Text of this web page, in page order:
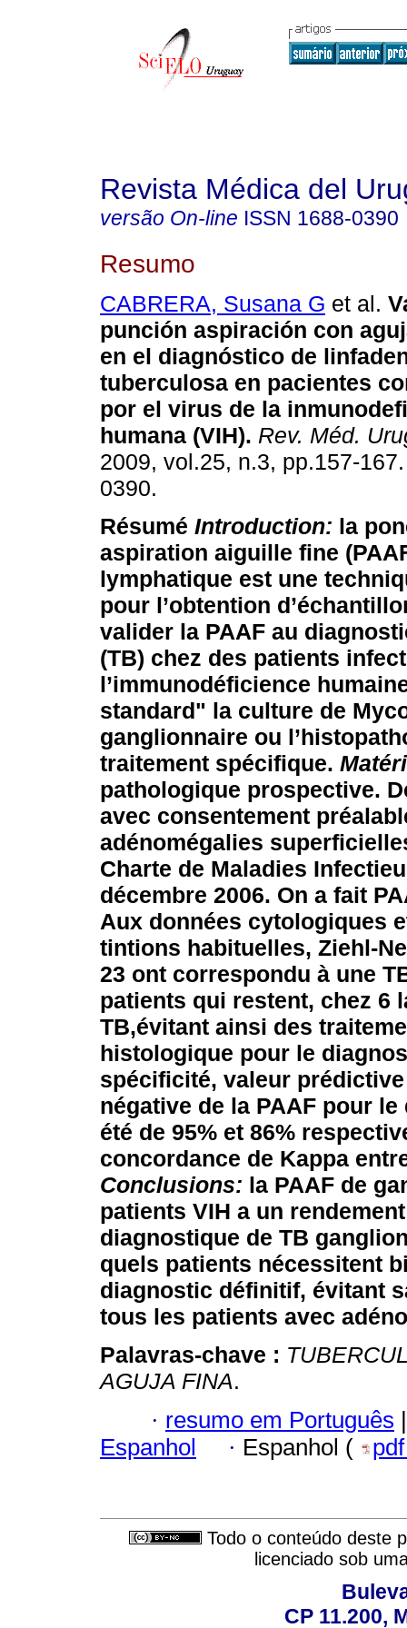
Revista Médica del
versão On-line ISSN 1688-0390
Resumo
CABRERA, Susana G et al.
punción aspiración con
en el diagnóstico de
tuberculosa en pacientes
por el virus de la
humana (VIH). Rev. Méd.
2009, vol.25, n.3, pp.157-
0390.
Résumé Introduction: la
aspiration aiguille fine
lymphatique est une
pour l’obtention
valider la PAAF au
(TB) chez des patients
l’immunodéficience
standard" la culture de
ganglionnaire ou
traitement spécifique.
pathologique prospective.
avec consentement
adénomégalies
Charte de Maladies
décembre 2006. On a fait
Aux données cytologiques
tintions habituelles, Ziehl-
23 ont correspondu à une
patients qui restent, chez 6
TB,évitant ainsi des
histologique pour le
spécificité, valeur
négative de la PAAF pour
été de 95% et 86%
concordance de Kappa
Conclusions: la PAAF de
patients VIH a un
diagnostique de TB
quels patients nécessitent
diagnostic définitif, évitant
tous les patients avec
Palavras-chave :
AGUJA FINA.
· resumo em Português |
Espanhol
· Espanhol (
Todo o conteúdo deste
licenciado sob
CP 11.200,